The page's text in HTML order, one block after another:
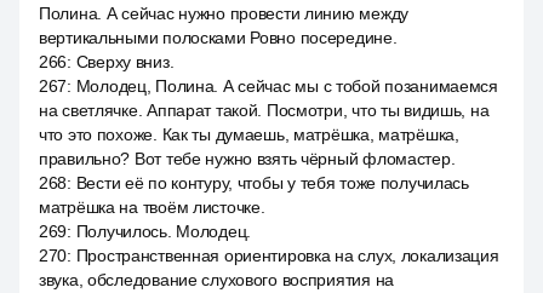
Полина. А сейчас нужно провести линию между
вертикальными полосками Ровно посередине.
266: Сверху вниз.
267: Молодец, Полина. А сейчас мы с тобой позанимаемся
на светлячке. Аппарат такой. Посмотри, что ты видишь, на
что это похоже. Как ты думаешь, матрёшка, матрёшка,
правильно? Вот тебе нужно взять чёрный фломастер.
268: Вести её по контуру, чтобы у тебя тоже получилась
матрёшка на твоём листочке.
269: Получилось. Молодец.
270: Пространственная ориентировка на слух, локализация
звука, обследование слухового восприятия на